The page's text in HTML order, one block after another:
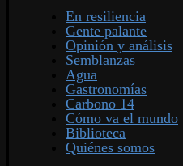
En resiliencia
Gente palante
Opinión y análisis
Semblanzas
Agua
Gastronomías
Carbono 14
Cómo va el mundo
Biblioteca
Quiénes somos